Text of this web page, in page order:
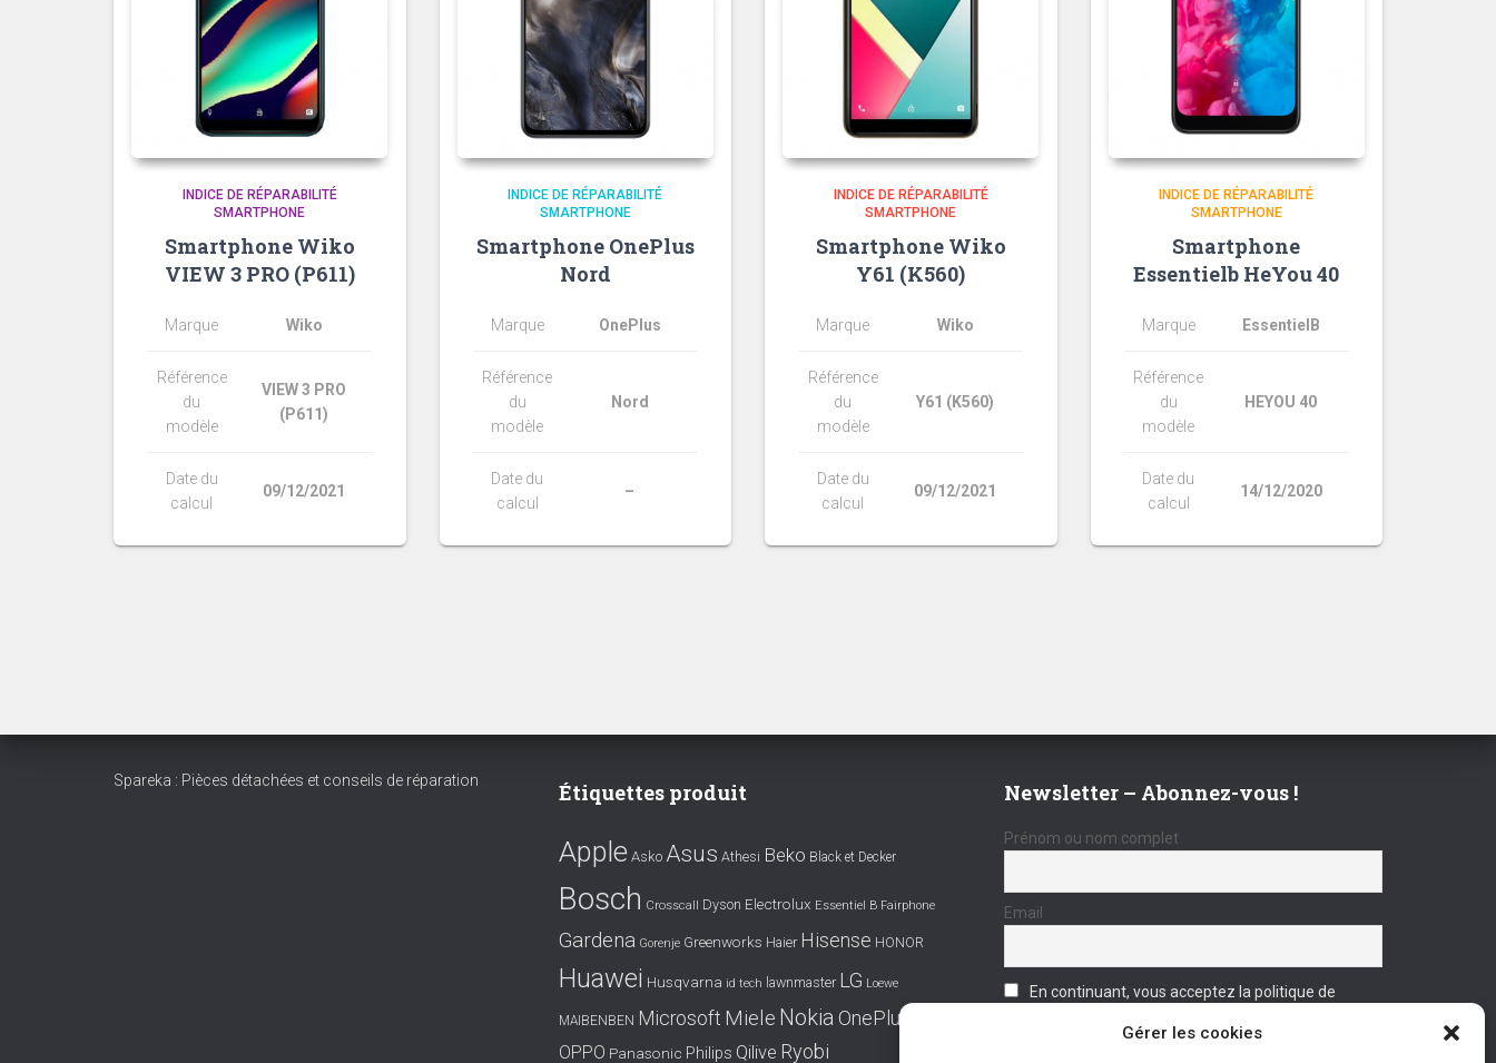
Gérer les cookies
INDICE DE RÉPARABILITÉ
SMARTPHONE
Smartphone Wiko
VIEW 3 PRO (P611)
Marque Wiko
Référence
du
modèle
VIEW 3 PRO
(P611)
Date du
calcul
09/12/2021
INDICE DE RÉPARABILITÉ
SMARTPHONE
Smartphone OnePlus
Nord
Marque OnePlus
Référence
du
modèle
Nord
Date du
calcul
–
INDICE DE RÉPARABILITÉ
SMARTPHONE
Smartphone Wiko
Y61 (K560)
Marque Wiko
Référence
du
modèle
Y61 (K560)
Date du
calcul
09/12/2021
INDICE DE RÉPARABILITÉ
SMARTPHONE
Smartphone
Essentielb HeYou 40
Marque EssentielB
Référence
du
modèle
HEYOU 40
Date du
calcul
14/12/2020
Spareka : Pièces détachées et conseils de réparation Étiquettes produit
Apple Asko Asus Athesi Beko Black et Decker
Bosch Crosscall Dyson Electrolux Essentiel B Fairphone
Gardena Gorenje Greenworks Haier Hisense HONOR
Huawei Husqvarna id tech lawnmaster LG Loewe
MAIBENBEN Microsoft Miele Nokia OnePlus
OPPO Panasonic Philips Qilive Ryobi
Newsletter – Abonnez-vous !
Prénom ou nom complet
Email
En continuant, vous acceptez la politique de